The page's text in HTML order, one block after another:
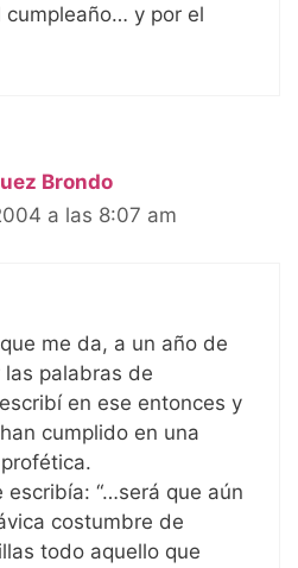
y por el
Brondo
a las 8:07 am
me da, a un año de
palabras de
en ese entonces y
cumplido en una
escribía: “…será que aún
costumbre de
todo aquello que